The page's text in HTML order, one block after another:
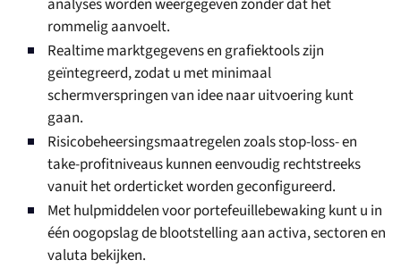
analyses worden weergegeven zonder dat het
rommelig aanvoelt.
Realtime marktgegevens en grafiektools zijn
geïntegreerd, zodat u met minimaal
schermverspringen van idee naar uitvoering kunt
gaan.
Risicobeheersingsmaatregelen zoals stop-loss- en
take-profitniveaus kunnen eenvoudig rechtstreeks
vanuit het orderticket worden geconfigureerd.
Met hulpmiddelen voor portefeuillebewaking kunt u in
één oogopslag de blootstelling aan activa, sectoren en
valuta bekijken.